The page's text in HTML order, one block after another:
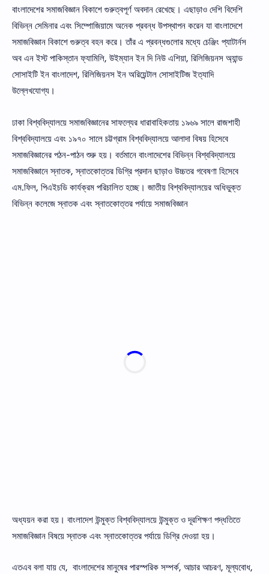
বাংলাদেশের সমাজবিজ্ঞান বিকাশে গুরুত্বপূর্ণ অবদান রেখেছে। এছাড়াও দেশি বিদেশি
বিভিন্ন সেমিনার এবং সিম্পােজিয়ামে অনেক প্রবন্ধ উপস্থাপন করেন যা বাংলাদেশে
সমাজবিজ্ঞান বিকাশে গুরুত্ব বহন করে। তাঁর এ প্রবন্ধগুলাের মধ্যে চেঞ্জিং প্যাটার্নস
অব এন ইস্ট পাকিস্তান ফ্যামিলি, উইম্যান ইন দি নিউ এশিয়া, রিলিজিয়নস অ্যান্ড
সােসাইটি ইন বাংলাদেশ, রিলিজিয়নস ইন অরিয়েন্টাল সােসাইটিজ ইত্যাদি
উল্লেখযােগ্য।
ঢাকা বিশ্ববিদ্যালয়ে সমাজবিজ্ঞানের সাফল্যের ধারাবাহিকতায় ১৯৬৯ সালে রাজশাহী
বিশ্ববিদ্যালয়ে এবং ১৯৭০ সালে চট্টগ্রাম বিশ্ববিদ্যালয়ে আলাদা বিষয় হিসেবে
সমাজবিজ্ঞানের পঠন-পাঠন শুরু হয়। বর্তমানে বাংলাদেশের বিভিন্ন বিশ্ববিদ্যালয়ে
সমাজবিজ্ঞানে স্নাতক, স্নাতকোত্তর ডিগ্রি প্রদান ছাড়াও উচ্চতর গবেষণা হিসেবে
এম.ফিল, পিএইচডি কার্যক্রম পরিচালিত হচ্ছে। জাতীয় বিশ্ববিদ্যালয়ের অধিভুক্ত
বিভিন্ন কলেজে স্নাতক এবং স্নাতকোত্তর পর্যায়ে সমাজবিজ্ঞান
অধ্যয়ন করা হয়। বাংলাদেশ উন্মুক্ত বিশ্ববিদ্যালয়ে উন্মুক্ত ও দূরশিক্ষণ পদ্ধতিতে
সমাজবিজ্ঞান বিষয়ে স্নাতক এবং স্নাতকোত্তর পর্যায়ে ডিগ্রি দেওয়া হয়।
এতএব বলা যায় যে, বাংলাদেশের মানুষের পারস্পরিক সম্পর্ক, আচার আচরণ, মূল্যবােধ,